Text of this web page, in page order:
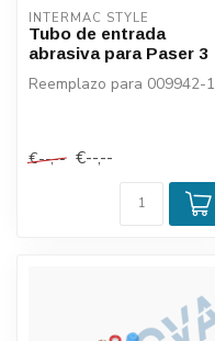
INTERMAC STYLE
Tubo de entrada
abrasiva para Paser 3
Reemplazo para 009942-1
€--,-- €--,--